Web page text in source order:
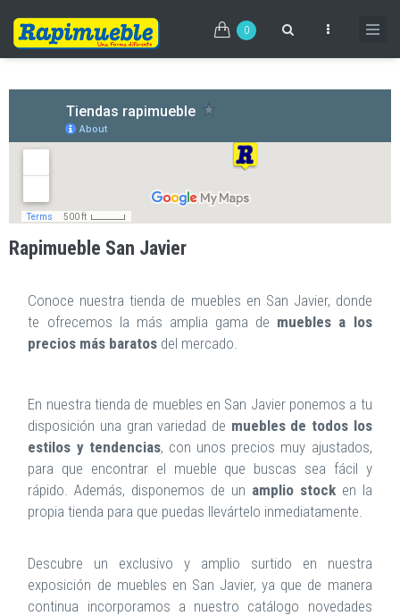
contenido
0
Rapimueble San Javier
Conoce nuestra tienda de muebles en San Javier, donde
te ofrecemos la más amplia gama de muebles a los
precios más baratos del mercado.
En nuestra tienda de muebles en San Javier ponemos a tu
disposición una gran variedad de muebles de todos los
estilos y tendencias, con unos precios muy ajustados,
para que encontrar el mueble que buscas sea fácil y
rápido. Además, disponemos de un amplio stocken la
propia tienda para que puedas llevártelo inmediatamente.
Descubre un exclusivo y amplio surtido en nuestra
exposición de muebles en San Javier, ya que de manera
continua incorporamos a nuestro catálogo novedades